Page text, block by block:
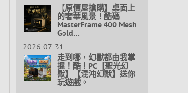
【原價屋搶購】桌面上
的奢華風景！酷碼
MasterFrame 400 Mesh
Gold…
2026-07-31
走到哪，幻獸都由我掌
握！酷！PC【聖光幻
獸】【混沌幻獸】送你
玩遊戲。